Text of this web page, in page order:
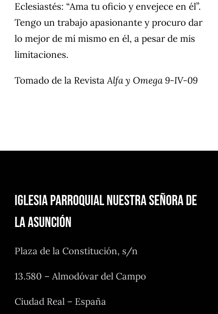
Eclesiastés: “Ama tu oficio y envejece en él”.
Tengo un trabajo apasionante y procuro dar
lo mejor de mí mismo en él, a pesar de mis
limitaciones.
Tomado de la RevistaAlfa y Omega 9-IV-09
Iglesia Parroquial Nuestra Señora de
la Asunción
Plaza de la Constitución, s/n
13.580 – Almodóvar del Campo
Ciudad Real – España